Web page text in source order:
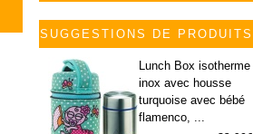
SUGGESTIONS DE PRODUITS
Lunch Box isotherme
inox avec housse
turquoise avec bébé
flamenco, ...